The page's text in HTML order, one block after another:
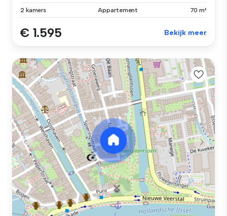
2 kamers Appartement 70 m²
€ 1.595 Bekijk meer